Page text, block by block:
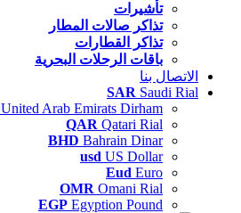
تأشيرات
تذاكر صالات المطار
تذاكر القطارات
باقات الرحلات البحرية
الاتصال بنا
SAR Saudi Rial
United Arab Emirats Dirham
QAR Qatari Rial
BHD Bahrain Dinar
usd US Dollar
Eud Euro
OMR Omani Rial
EGP Egyption Pound